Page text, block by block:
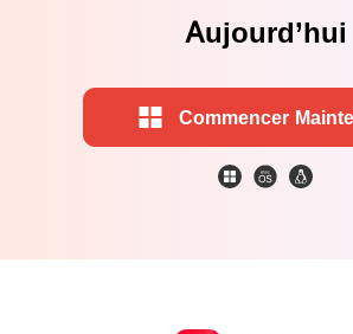
Aujourd’hui
Commencer